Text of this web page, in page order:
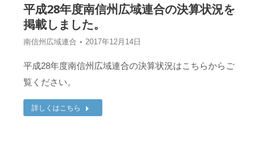
平成28年度南信州広域連合の決算状況を
掲載しました。
南信州広域連合 2017年12月14日
平成28年度南信州広域連合の決算状況はこちらからご
覧ください。
詳しくはこちら